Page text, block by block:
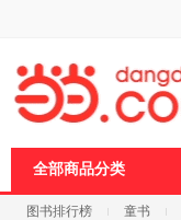
全部商品分类
图书排行榜 童书
页